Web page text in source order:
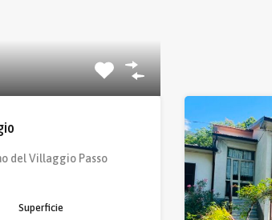
del Villaggio Passo
Superficie